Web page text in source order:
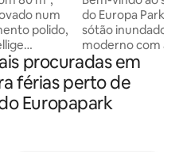
num
king-
ao
privado
do Europa Park!
sótão inundado
moderno com
famílias, casais ou
encontrará paz e
de vida brilhante
de telhado
procuradas em
férias perto de
Europapark